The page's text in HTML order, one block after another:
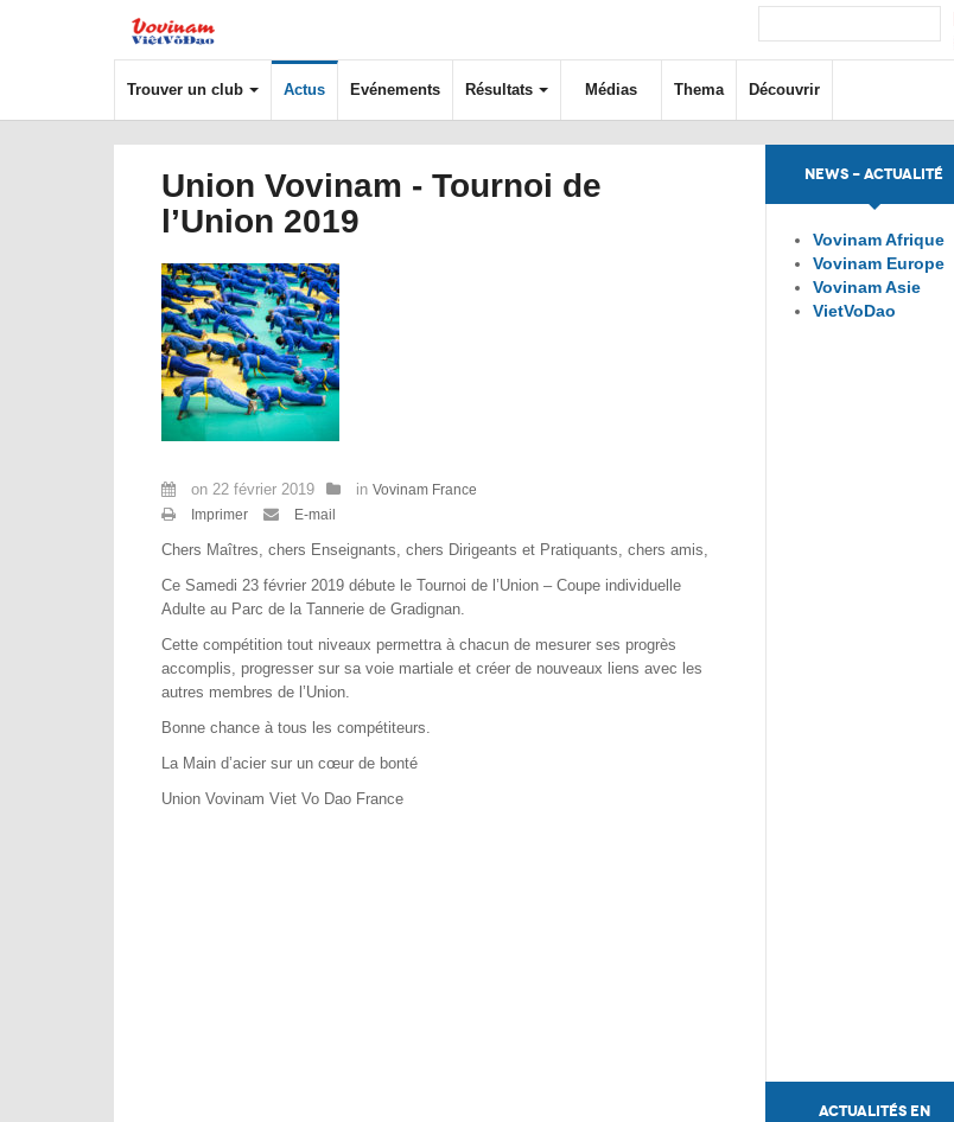
Trouver un club Actus Evénements Résultats Médias Thema Découvrir
Union Vovinam - Tournoi de
l’Union 2019
on 22 février 2019 in Vovinam France
Imprimer
E-mail
Chers Maîtres, chers Enseignants, chers Dirigeants et Pratiquants, chers amis,
Ce Samedi 23 février 2019 débute le Tournoi de l’Union – Coupe individuelle
Adulte au Parc de la Tannerie de Gradignan.
Cette compétition tout niveaux permettra à chacun de mesurer ses progrès
accomplis, progresser sur sa voie martiale et créer de nouveaux liens avec les
autres membres de l’Union.
Bonne chance à tous les compétiteurs.
La Main d’acier sur un cœur de bonté
Union Vovinam Viet Vo Dao France
NEWS - ACTUALITÉ
Vovinam Afrique
Vovinam Europe
Vovinam Asie
VietVoDao
ACTUALITÉS EN